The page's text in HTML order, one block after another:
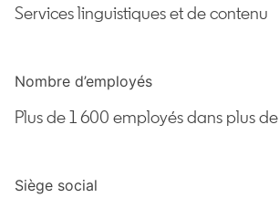
Services linguistiques et de contenu
Nombre d’employés
Plus de 1 600 employés dans plus
Siège social